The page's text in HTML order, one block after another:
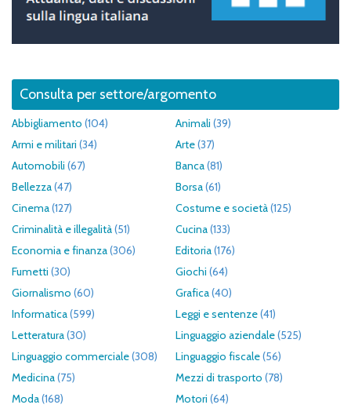
Consulta per settore/argomento
Abbigliamento (104) Animali (39)
Armi e militari (34) Arte(37)
Automobili (67) Banca(81)
Bellezza(47) Borsa(61)
Cinema(127) Costume e società(125)
Criminalità e illegalità(51) Cucina(133)
Economia e finanza(306) Editoria(176)
Fumetti (30) Giochi (64)
Giornalismo (60) Grafica(40)
Informatica(599) Leggi e sentenze(41)
Letteratura(30) Linguaggio aziendale(525)
Linguaggio commerciale(308) Linguaggio fiscale(56)
Medicina(75) Mezzi di trasporto (78)
Moda(168) Motori (64)